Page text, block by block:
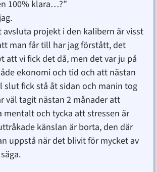
100% klara…?”
avsluta projekt i den kalibern är visst
man får till har jag förstått, det
att vi fick det då, men det var ju på
ekonomi och tid och att nästan
fick stå åt sidan och manin tog
väl tagit nästan 2 månader att
och tycka att stressen är
känslan är borta, den där
uppstå när det blivit för mycket av